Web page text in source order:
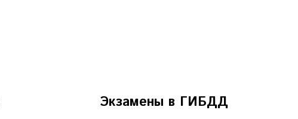
Экзамены в ГИБДД